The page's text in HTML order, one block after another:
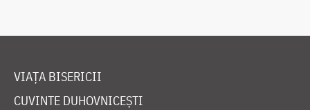
VIAȚA BISERICII
CUVINTE DUHOVNICEȘTI